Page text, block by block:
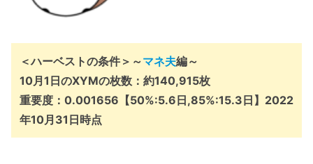
＜ハーベストの条件＞～マネ夫編～
10月1日のXYMの枚数：約140,915枚
重要度：0.001656【50%:5.6日,85%:15.3日】 2022
年10月31日時点